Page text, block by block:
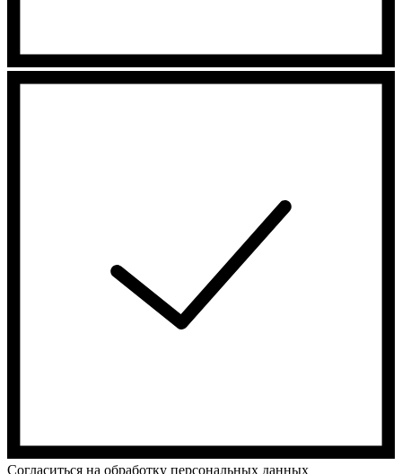
Cогласиться на обработку персональных данных